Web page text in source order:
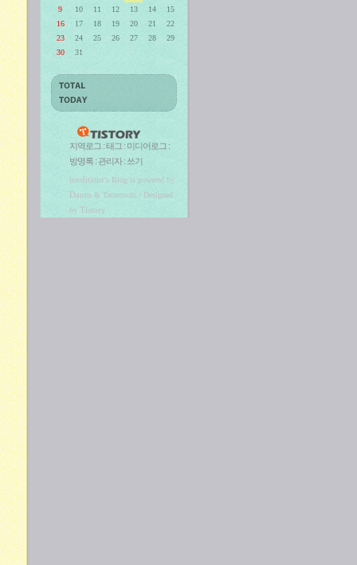
9
10 11 12 13 14
15
16
17 18 19 20 21
22
23
24 25 26 27 28
29
30
31
지역로그 :태그 : 미디어로그 :
방명록 :관리자: 쓰기
meditator's Blog is powered by
Daum & Tattertools / Designed
by Tistory